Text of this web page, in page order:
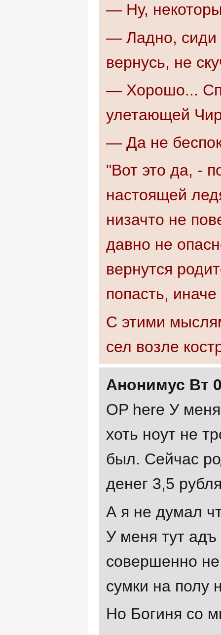
— Ну,
— Ладно, сиди
вернусь, не
— Хорошо...
улетающей
— Да не
"Вот это да, -
настоящей
низачто не
давно не
вернутся
попасть,
С этими
сел возле
Анонимус Вт
OP here У
хоть ноут не
был. Сейчас
денег 3,5
А я не думал
У меня тут
совершенно
сумки на полу
Но Богиня со